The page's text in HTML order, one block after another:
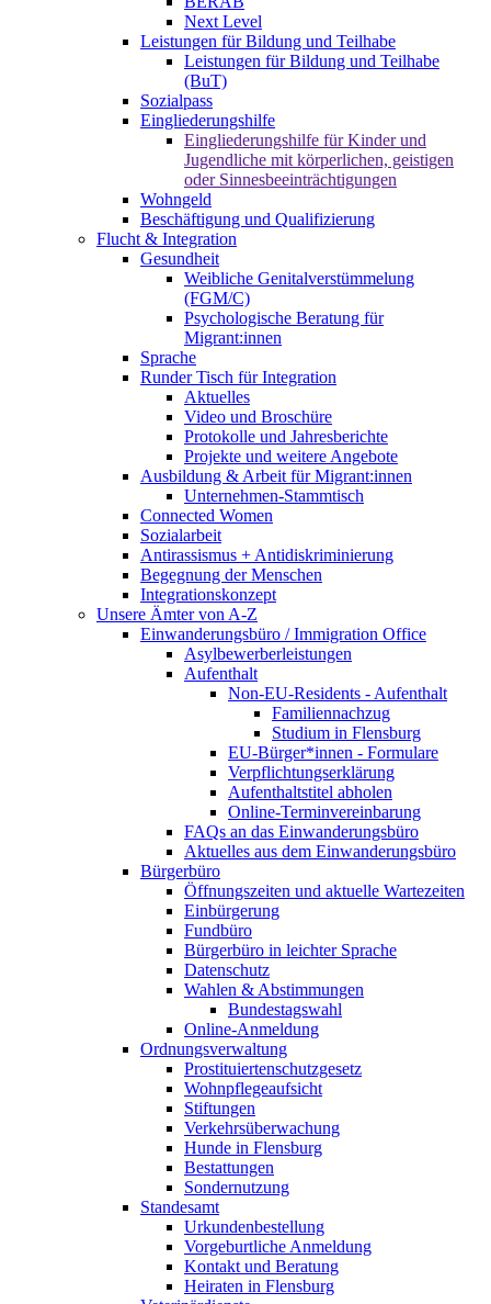
Next Level
Leistungen für Bildung und Teilhabe
Leistungen für Bildung und Teilhabe
(BuT)
Sozialpass
Eingliederungshilfe
Eingliederungshilfe für Kinder und
Jugendliche mit körperlichen, geistigen
oder Sinnesbeeinträchtigungen
Wohngeld
Beschäftigung und Qualifizierung
Flucht & Integration
Gesundheit
Weibliche Genitalverstümmelung
(FGM/C)
Psychologische Beratung für
Migrant:innen
Sprache
Runder Tisch für Integration
Aktuelles
Video und Broschüre
Protokolle und Jahresberichte
Projekte und weitere Angebote
Ausbildung & Arbeit für Migrant:innen
Unternehmen-Stammtisch
Connected Women
Sozialarbeit
Antirassismus + Antidiskriminierung
Begegnung der Menschen
Integrationskonzept
Unsere Ämter von A-Z
Einwanderungsbüro / Immigration Office
Asylbewerberleistungen
Aufenthalt
Non-EU-Residents - Aufenthalt
Familiennachzug
Studium in Flensburg
EU-Bürger*innen - Formulare
Verpflichtungserklärung
Aufenthaltstitel abholen
Online-Terminvereinbarung
FAQs an das Einwanderungsbüro
Aktuelles aus dem Einwanderungsbüro
Bürgerbüro
Öffnungszeiten und aktuelle Wartezeiten
Einbürgerung
Fundbüro
Bürgerbüro in leichter Sprache
Datenschutz
Wahlen & Abstimmungen
Bundestagswahl
Online-Anmeldung
Ordnungsverwaltung
Prostituiertenschutzgesetz
Wohnpflegeaufsicht
Stiftungen
Verkehrsüberwachung
Hunde in Flensburg
Bestattungen
Sondernutzung
Standesamt
Urkundenbestellung
Vorgeburtliche Anmeldung
Kontakt und Beratung
Heiraten in Flensburg